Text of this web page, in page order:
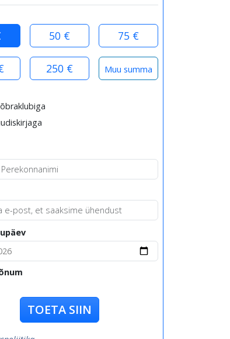
50 € 75 €
250 €
TOETA SIIN